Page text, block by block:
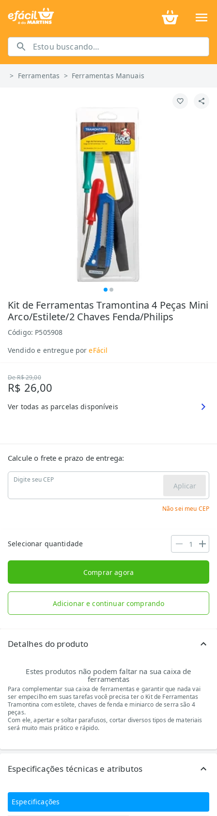
> Ferramentas > Ferramentas Manuais
Kit de Ferramentas Tramontina 4 Peças Mini
Arco/Estilete/2 Chaves Fenda/Philips
Código: P505908
Vendido e entregue por eFácil
DeR$ 29,00
R$ 26,00
Ver todas as parcelas disponíveis
Calcule o frete e prazo de entrega:
Digite seu CEP
Aplicar
Não sei meu CEP
Selecionar quantidade
Comprar agora
Adicionar e continuar comprando
Detalhes do produto
Estes produtos não podem faltar na sua caixa de
ferramentas
Para complementar sua caixa de ferramentas e garantir que nada vai
ser empecilho em suas tarefas você precisa ter o Kit de Ferramentas
Tramontina com estilete, chaves de fenda e miniarco de serra são 4
peças.
Com ele, apertar e soltar parafusos, cortar diversos tipos de materiais
será muito mais prático e rápido.
Especificações técnicas e atributos
Especificações